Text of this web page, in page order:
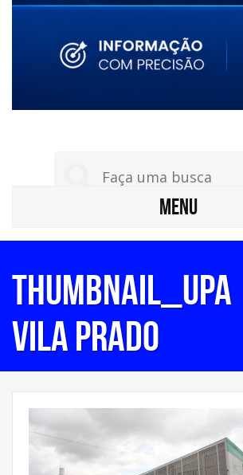
MENU
thumbnail_UPA
Vila Prado